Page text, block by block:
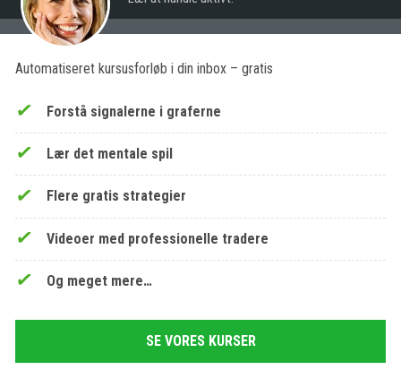
Automatiseret kursusforløb i din inbox – gratis
Forstå signalerne i graferne
Lær det mentale spil
Flere gratis strategier
Videoer med professionelle tradere
Og meget mere…
SE VORES KURSER